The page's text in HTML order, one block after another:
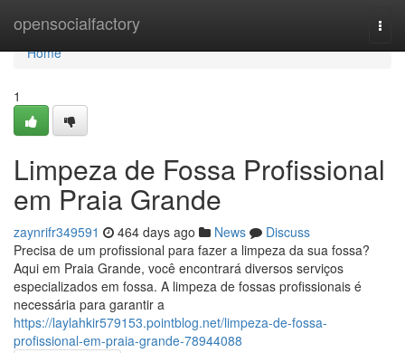
opensocialfactory
Home
Home
1
Limpeza de Fossa Profissional
em Praia Grande
zaynrifr349591 464 days ago News
Discuss
Precisa de um profissional para fazer a limpeza da sua fossa?
Aqui em Praia Grande, você encontrará diversos serviços
especializados em fossa. A limpeza de fossas profissionais é
necessária para garantir a
https://laylahkir579153.pointblog.net/limpeza-de-fossa-
profissional-em-praia-grande-78944088